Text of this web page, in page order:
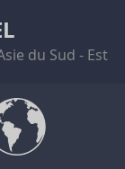
du Sud - Est